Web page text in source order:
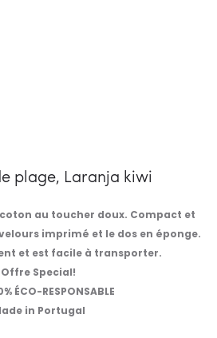
plage, Laranja kiwi
au toucher doux. Compact et
imprimé et le dos en éponge.
et est facile à transporter.
Offre Special!
ÉCO-RESPONSABLE
in Portugal